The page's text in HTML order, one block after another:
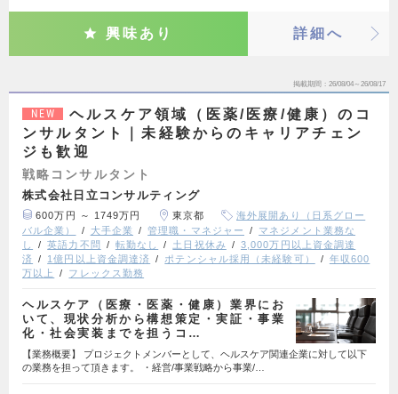
興味あり 詳細へ
掲載期間 26/08/04～26/08/17
NEW
ヘルスケア領域（医薬/医療/健康）のコ
ンサルタント｜未経験からのキャリアチェン
ジも歓迎
戦略コンサルタント
株式会社日立コンサルティング
600万円 ～ 1749万円 東京都
海外展開あり（日系グロー
バル企業）
大手企業 管理職・マネジャー
マネジメント業務な
し
英語力不問 転勤なし 土日祝休み
3,000万円以上資金調達
済
1億円以上資金調達済 ポテンシャル採用（未経験可）
年収600
万以上
フレックス勤務
ヘルスケア（医療・医薬・健康）業界にお
いて、現状分析から構想策定・実証・事業
化・社会実装までを担うコ…
【業務概要】 プロジェクトメンバーとして、ヘルスケア関連企業に対して以下
の業務を担って頂きます。 ・経営/事業戦略から事業/…